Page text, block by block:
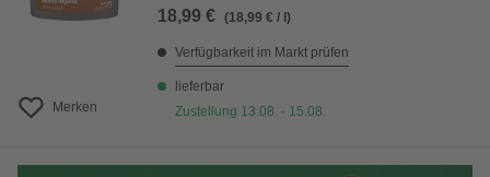
Merken
18,99 € (18,99 € / l)
Verfügbarkeit im Markt prüfen
lieferbar
Zustellung 13.08. - 15.08.